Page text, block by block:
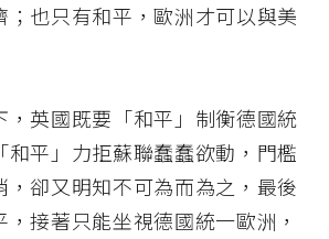
；也只有和平，歐洲才可以與美
，英國既要「和平」制衡德國統
和平」力拒蘇聯蠢蠢欲動，門檻
，卻又明知不可為而為之，最後
接著只能坐視德國統一歐洲，